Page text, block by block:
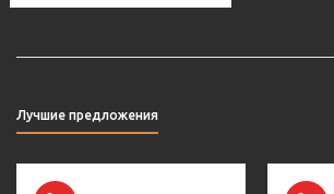
Лучшие предложения